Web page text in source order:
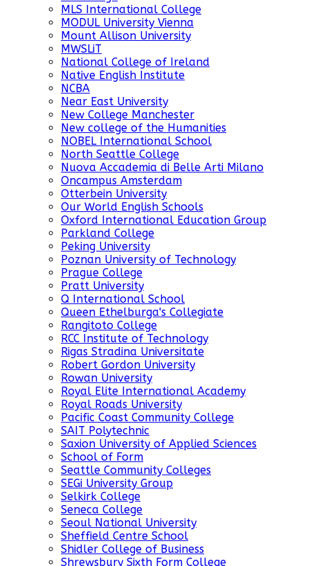
MLS International College
MODUL University Vienna
Mount Allison University
MWSLiT
National College of Ireland
Native English Institute
NCBA
Near East University
New College Manchester
New college of the Humanities
NOBEL International School
North Seattle College
Nuova Accademia di Belle Arti Milano
Oncampus Amsterdam
Otterbein University
Our World English Schools
Oxford International Education Group
Parkland College
Peking University
Poznan University of Technology
Prague College
Pratt University
Q International School
Queen Ethelburga's Collegiate
Rangitoto College
RCC Institute of Technology
Rigas Stradina Universitate
Robert Gordon University
Rowan University
Royal Elite International Academy
Royal Roads University
Pacific Coast Community College
SAIT Polytechnic
Saxion University of Applied Sciences
School of Form
Seattle Community Colleges
SEGi University Group
Selkirk College
Seneca College
Seoul National University
Sheffield Centre School
Shidler College of Business
Shrewsbury Sixth Form College